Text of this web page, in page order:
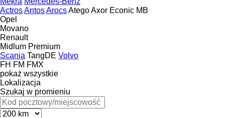
ActrosAntosArocsAtegoAxor Econic MB
Opel
Movano
Renault
Midlum Premium
Scania TangDE Volvo
FH FM FMX
pokaż wszystkie
Lokalizacja
Szukaj w promieniu